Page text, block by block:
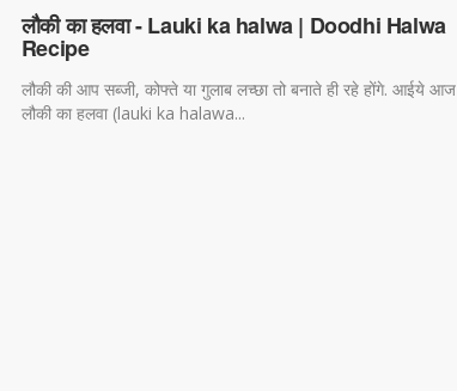
लौकी का हलवा - Lauki ka halwa | Doodhi Halwa
Recipe
लौकी की आप सब्जी, कोफ्ते या गुलाब लच्छा तो बनाते ही रहे होंगे. आईये आज
लौकी का हलवा (lauki ka halawa...